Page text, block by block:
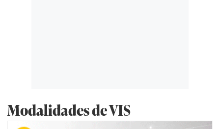
Modalidades de VIS